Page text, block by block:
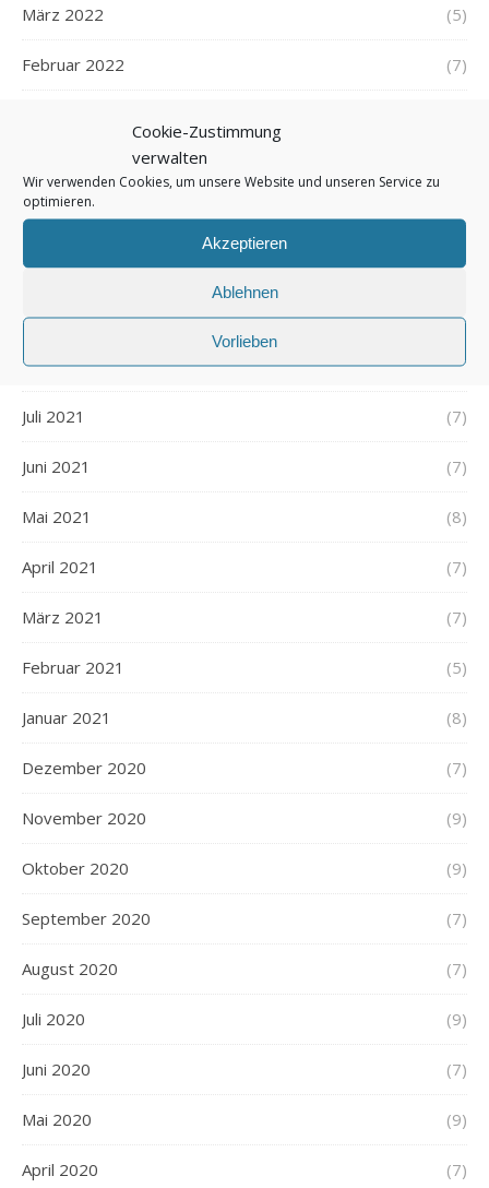
Cookie-Zustimmung
verwalten
Wir verwenden Cookies, um unsere Website und unseren Service zu
optimieren.
Akzeptieren
Ablehnen
Vorlieben
März 2022 (5)
Februar 2022 (7)
Dezember 2021
November 2021 (7)
Oktober 2021 (6)
September 2021 (7)
August 2021 (7)
Juli 2021 (7)
Juni 2021 (7)
Mai 2021 (8)
April 2021 (7)
März 2021 (7)
Februar 2021 (5)
Januar 2021 (8)
Dezember 2020 (7)
November 2020 (9)
Oktober 2020 (9)
September 2020 (7)
August 2020 (7)
Juli 2020 (9)
Juni 2020 (7)
Mai 2020 (9)
April 2020 (7)